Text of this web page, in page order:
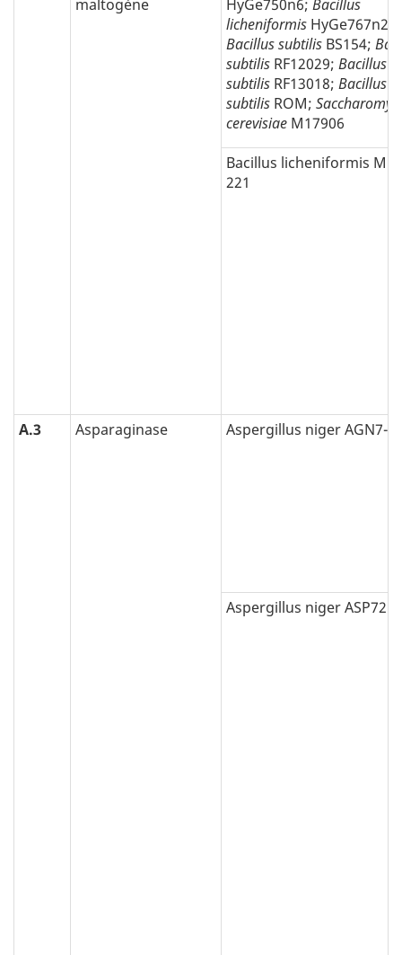
maltogène HyGe750n6; Bacillus
licheniformis HyGe767n2;
Bacillus subtilis BS154;
subtilis RF12029; Bacillus
subtilis RF13018; Bacillus
subtilis ROM;
cerevisiae M17906
Bacillus licheniformis
221
A.3 Asparaginase Aspergillus niger AGN7-
Aspergillus niger ASP72